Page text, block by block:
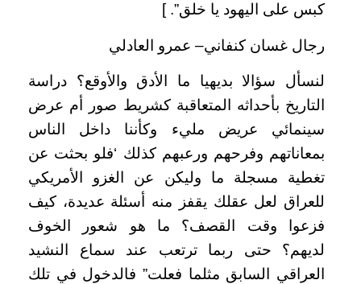
كبس على اليهود يا خلق”. ]
رجال غسان كنفاني– عمرو العادلي
لنسأل سؤالا بديهيا ما الأدق والأوقع؟ دراسة
التاريخ بأحداثه المتعاقبة كشريط صور أم عرض
سينمائي عريض مليء وكأننا داخل الناس
بمعاناتهم وفرحهم ورعبهم كذلك ‘فلو بحثت عن
تغطية مسجلة ما وليكن عن الغزو الأمريكي
للعراق لعل عقلك يقفز منه أسئلة عديدة، كيف
فزعوا وقت القصف؟ ما هو شعور الخوف
لديهم؟ حتى ربما ترتعب عند سماع النشيد
العراقي السابق مثلما فعلت” فالدخول في تلك